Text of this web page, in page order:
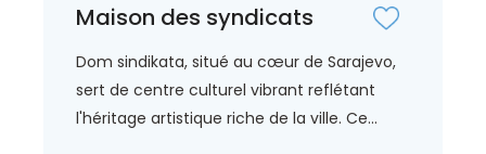
Maison des syndicats
Dom sindikata, situé au cœur de Sarajevo,
sert de centre culturel vibrant reflétant
l'héritage artistique riche de la ville. Ce...